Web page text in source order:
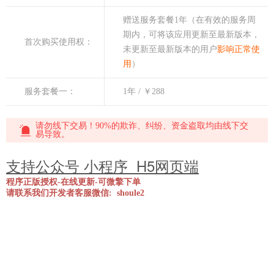
首次购买使用权：
赠送服务套餐1年（在有效的服务周
期内，可将该应用更新至最新版本，
未更新至最新版本的用户影响正常使
用 ）
服务套餐一： 1年 / ￥288
请勿线下交易！90%的欺诈、纠纷、资金盗取均由线下交
易导致。
支持公众号 小程序 H5网页端
程序正版授权-在线更新-可微擎下单
请联系我们开发者客服微信: shoule2